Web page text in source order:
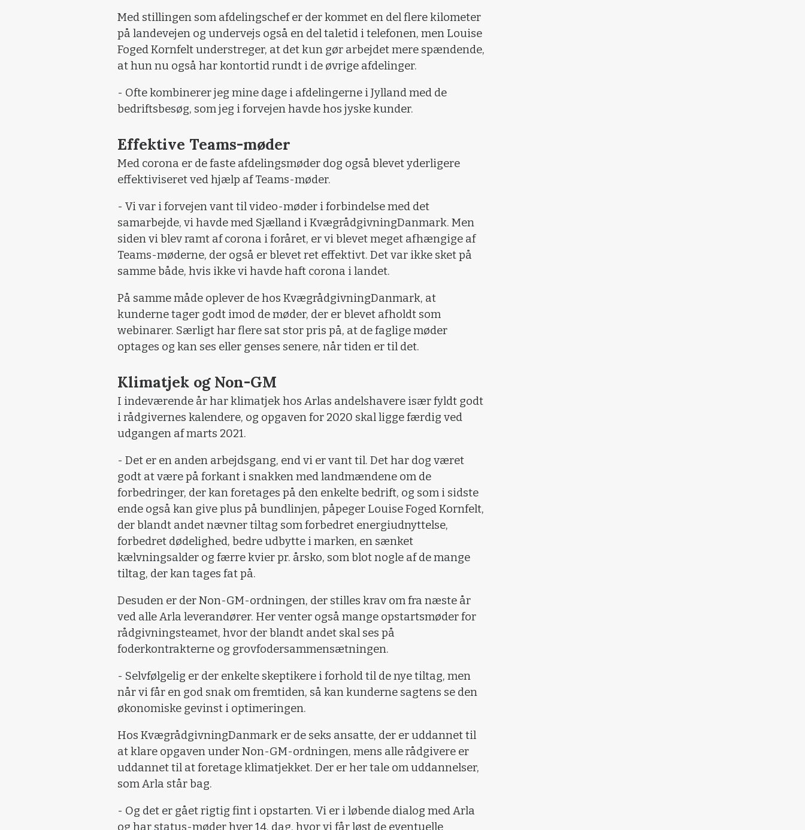
Med stillingen som afdelingschef er der kommet en del flere kilometer
på landevejen og undervejs også en del taletid i telefonen, men Louise
Foged Kornfelt understreger, at det kun gør arbejdet mere spændende,
at hun nu også har kontortid rundt i de øvrige afdelinger.
- Ofte kombinerer jeg mine dage i afdelingerne i Jylland med de
bedriftsbesøg, som jeg i forvejen havde hos jyske kunder.
Effektive Teams-møder
Med corona er de faste afdelingsmøder dog også blevet yderligere
effektiviseret ved hjælp af Teams-møder.
- Vi var i forvejen vant til video-møder i forbindelse med det
samarbejde, vi havde med Sjælland i KvægrådgivningDanmark. Men
siden vi blev ramt af corona i foråret, er vi blevet meget afhængige af
Teams-møderne, der også er blevet ret effektivt. Det var ikke sket på
samme både, hvis ikke vi havde haft corona i landet.
På samme måde oplever de hos KvægrådgivningDanmark, at
kunderne tager godt imod de møder, der er blevet afholdt som
webinarer. Særligt har flere sat stor pris på, at de faglige møder
optages og kan ses eller genses senere, når tiden er til det.
Klimatjek og Non-GM
I indeværende år har klimatjek hos Arlas andelshavere især fyldt godt
i rådgivernes kalendere, og opgaven for 2020 skal ligge færdig ved
udgangen af marts 2021.
- Det er en anden arbejdsgang, end vi er vant til. Det har dog været
godt at være på forkant i snakken med landmændene om de
forbedringer, der kan foretages på den enkelte bedrift, og som i sidste
ende også kan give plus på bundlinjen, påpeger Louise Foged Kornfelt,
der blandt andet nævner tiltag som forbedret energiudnyttelse,
forbedret dødelighed, bedre udbytte i marken, en sænket
kælvningsalder og færre kvier pr. årsko, som blot nogle af de mange
tiltag, der kan tages fat på.
Desuden er der Non-GM-ordningen, der stilles krav om fra næste år
ved alle Arla leverandører. Her venter også mange opstartsmøder for
rådgivningsteamet, hvor der blandt andet skal ses på
foderkontrakterne og grovfodersammensætningen.
- Selvfølgelig er der enkelte skeptikere i forhold til de nye tiltag, men
når vi får en god snak om fremtiden, så kan kunderne sagtens se den
økonomiske gevinst i optimeringen.
Hos KvægrådgivningDanmark er de seks ansatte, der er uddannet til
at klare opgaven under Non-GM-ordningen, mens alle rådgivere er
uddannet til at foretage klimatjekket. Der er her tale om uddannelser,
som Arla står bag.
- Og det er gået rigtig fint i opstarten. Vi er i løbende dialog med Arla
og har status-møder hver 14. dag, hvor vi får løst de eventuelle